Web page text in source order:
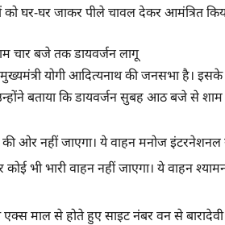
घर-घर जाकर पीले चावल देकर आमंत्रित
चार बजे तक डायवर्जन लागू
मुख्यमंत्री योगी आदित्यनाथ की जनसभा है।
बताया कि डायवर्जन सुबह आठ बजे से शाम
की ओर नहीं जाएगा। ये वाहन मनोज
भी भारी वाहन नहीं जाएगा। ये वाहन
माल से होते हुए साइट नंबर वन से